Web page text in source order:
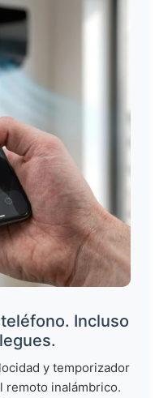
Incluso
y temporizador
remoto inalámbrico.